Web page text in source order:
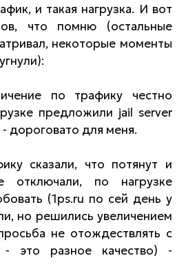
и такая нагрузка. И вот
что помню (остальные
некоторые моменты
по трафику честно
предложили jail server
дороговато для меня.
сказали, что потянут и
отключали, по нагрузке
(1ps.ru по сей день у
но решились увеличением
не отождествлять с
- это разное качество) -